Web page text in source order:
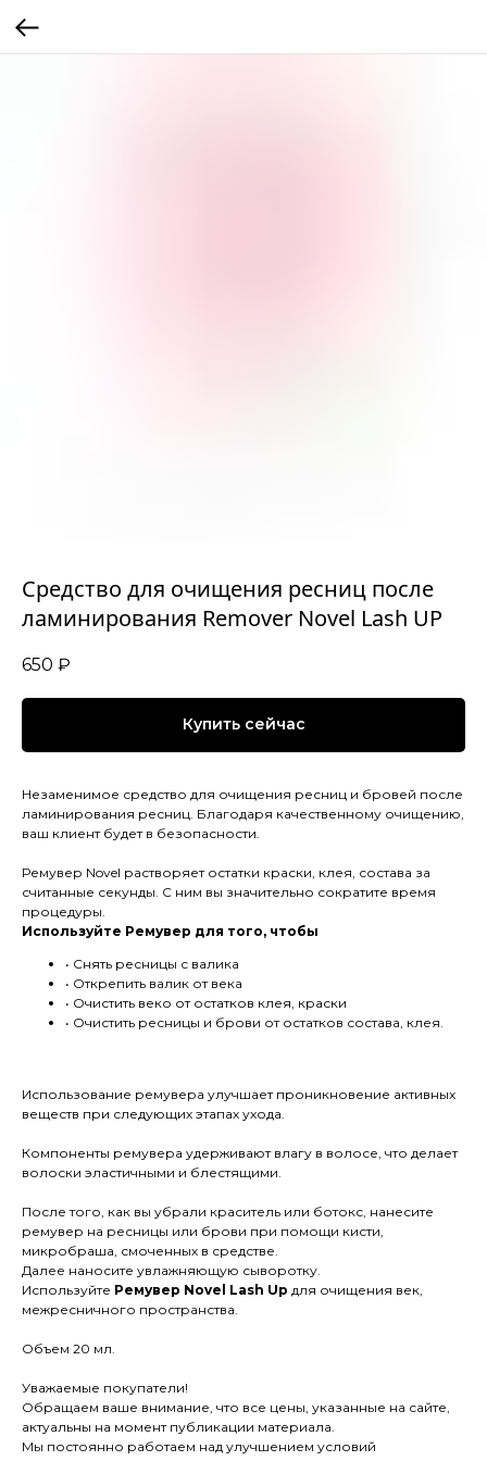
Средство для очищения ресниц после
ламинирования Remover Novel Lash UP
650 ₽
Купить сейчас
Незаменимое средство для очищения ресниц и бровей после
ламинирования ресниц. Благодаря качественному очищению,
ваш клиент будет в безопасности.
Ремувер Novel растворяет остатки краски, клея, состава за
считанные секунды. С ним вы значительно сократите время
процедуры.
Используйте Ремувер для того, чтобы
• Снять ресницы с валика
• Открепить валик от века
• Очистить веко от остатков клея, краски
• Очистить ресницы и брови от остатков состава, клея.
Использование ремувера улучшает проникновение активных
веществ при следующих этапах ухода.
Компоненты ремувера удерживают влагу в волосе, что делает
волоски эластичными и блестящими.
После того, как вы убрали краситель или ботокс, нанесите
ремувер на ресницы или брови при помощи кисти,
микробраша, смоченных в средстве.
Далее наносите увлажняющую сыворотку.
Используйте Ремувер Novel Lash Up для очищения век,
межресничного пространства.
Объем 20 мл.
Уважаемые покупатели!
Обращаем ваше внимание, что все цены, указанные на сайте,
актуальны на момент публикации материала.
Мы постоянно работаем над улучшением условий